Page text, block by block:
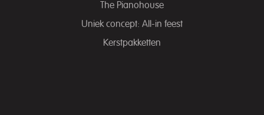
The Pianohouse
Uniek concept: All-in feest
Kerstpakketten